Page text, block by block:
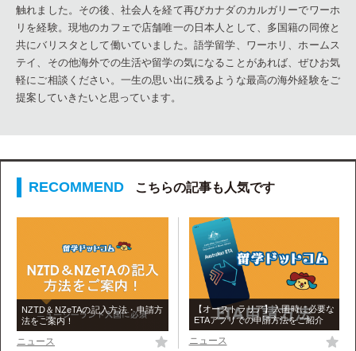
触れました。その後、社会人を経て再びカナダのカルガリーでワーホ
リを経験。現地のカフェで店舗唯一の日本人として、多国籍の同僚と
共にバリスタとして働いていました。語学留学、ワーホリ、ホームス
テイ、その他海外での生活や留学の気になることがあれば、ぜひお気
軽にご相談ください。一生の思い出に残るような最高の海外経験をご
提案していきたいと思っています。
こちらの記事も人気です
NZTD＆NZeTAの記入方法・申請方
法をご案内！
ニュース
【オーストラリア】入国時に必要な
ETAアプリでの申請方法をご紹介
ニュース